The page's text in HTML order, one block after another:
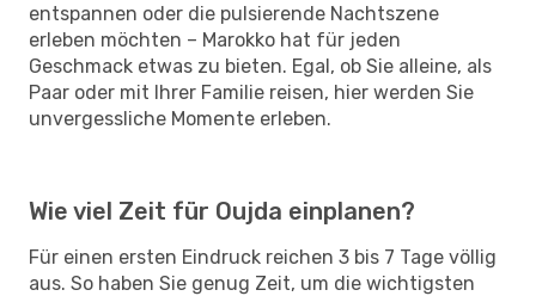
entspannen oder die pulsierende Nachtszene
erleben möchten – Marokko hat für jeden
Geschmack etwas zu bieten. Egal, ob Sie alleine, als
Paar oder mit Ihrer Familie reisen, hier werden Sie
unvergessliche Momente erleben.
Wie viel Zeit für Oujda einplanen?
Für einen ersten Eindruck reichen 3 bis 7 Tage völlig
aus. So haben Sie genug Zeit, um die wichtigsten